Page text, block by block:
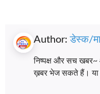
Author:डेस्क/
निष्पक्ष और सच
ख़बर भेज सकते हैं। या